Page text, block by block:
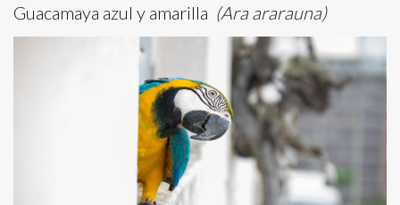
Guacamaya azul y amarilla (Ara ararauna)